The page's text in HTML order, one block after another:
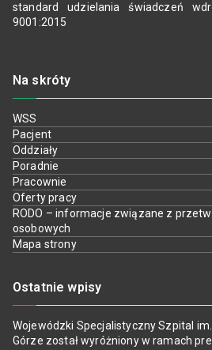
standard udzielania świadczeń
9001:2015
Na skróty
WSS
Pacjent
Oddziały
Poradnie
Pracownie
Oferty pracy
RODO – informacje związane z
osobowych
Mapa strony
Ostatnie wpisy
Wojewódzki Specjalistyczny Szpital
Górze został wyróżniony w ramach